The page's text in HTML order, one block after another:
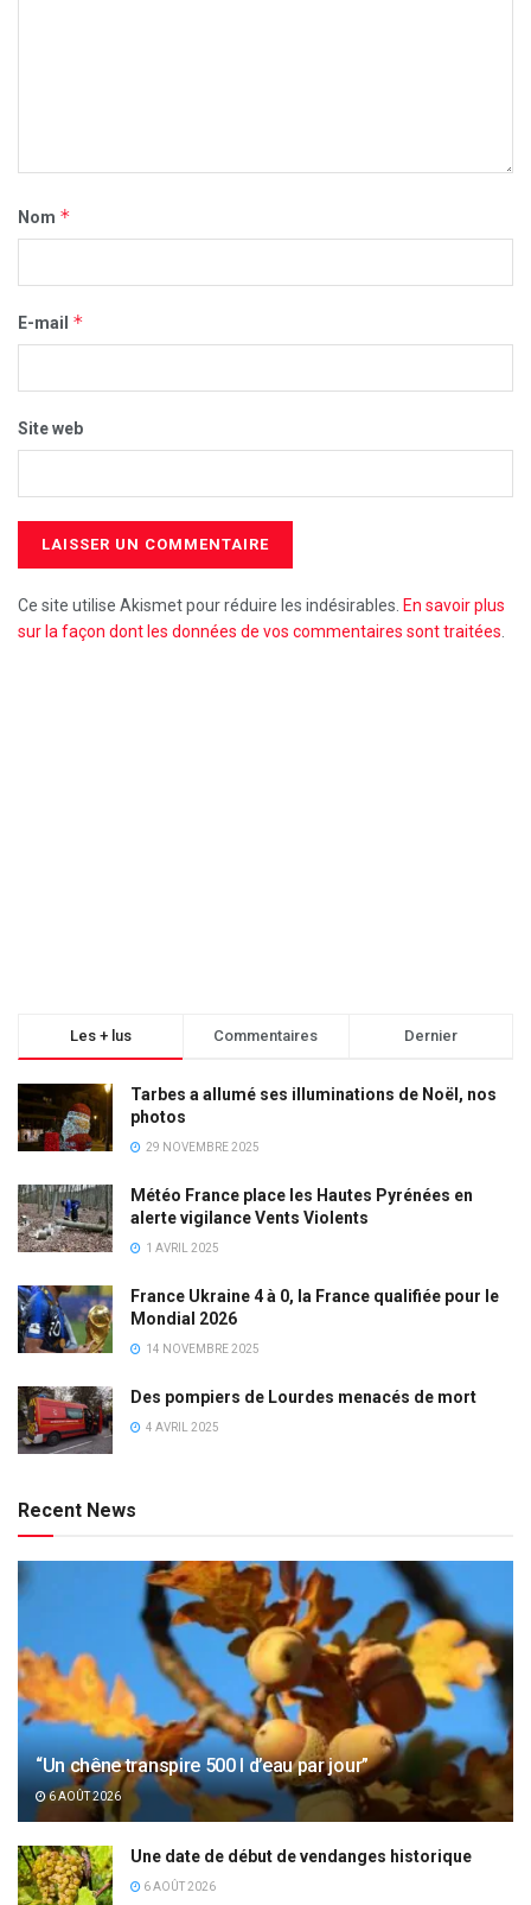
Nom *
E-mail *
Site web
Ce site utilise Akismet pour réduire les indésirables. En savoir plus
sur la façon dont les données de vos commentaires sont traitées
Les + lus Commentaires Dernier
Tarbes a allumé ses illuminations de Noël, nos
photos
29 NOVEMBRE 2025
Météo France place les Hautes Pyrénées en
alerte vigilance Vents Violents
1 AVRIL 2025
France Ukraine 4 à 0, la France qualifiée pour le
Mondial 2026
14 NOVEMBRE 2025
Des pompiers de Lourdes menacés de mort
4 AVRIL 2025
Recent News
“Un chêne transpire 500 l d’eau par jour”
6 AOÛT 2026
Une date de début de vendanges historique
6 AOÛT 2026